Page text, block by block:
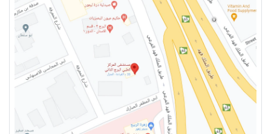
القرنية المخروطية اعراض